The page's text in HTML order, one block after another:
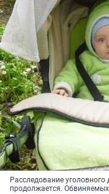
Расследование
продолжается.